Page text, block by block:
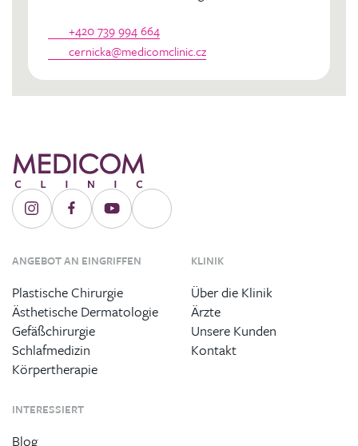
+420 739 994 664
cernicka@medicomclinic.cz
ANGEBOT AN EINGRIFFEN
Plastische Chirurgie
Ästhetische Dermatologie
Gefäßchirurgie
Schlafmedizin
Körpertherapie
KLINIK
Über die Klinik
Ärzte
Unsere Kunden
Kontakt
INTERESSIERT
Blog